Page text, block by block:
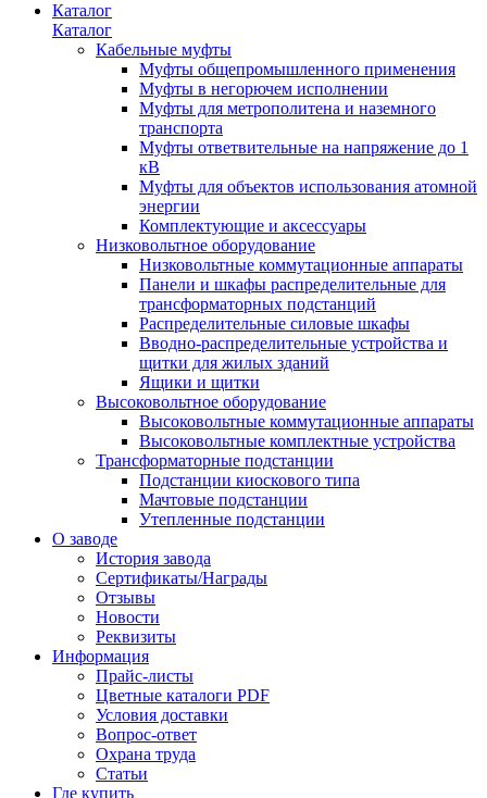
Каталог
Каталог
Кабельные муфты
Муфты общепромышленного применения
Муфты в негорючем исполнении
Муфты для метрополитена и наземного
транспорта
Муфты ответвительные на напряжение до 1
кВ
Муфты для объектов использования атомной
энергии
Комплектующие и аксессуары
Низковольтное оборудование
Низковольтные коммутационные аппараты
Панели и шкафы распределительные для
трансформаторных подстанций
Распределительные силовые шкафы
Вводно-распределительные устройства и
щитки для жилых зданий
Ящики и щитки
Высоковольтное оборудование
Высоковольтные коммутационные аппараты
Высоковольтные комплектные устройства
Трансформаторные подстанции
Подстанции киоскового типа
Мачтовые подстанции
Утепленные подстанции
О заводе
История завода
Сертификаты/Награды
Отзывы
Новости
Реквизиты
Информация
Прайс-листы
Цветные каталоги PDF
Условия доставки
Вопрос-ответ
Охрана труда
Статьи
Где купить